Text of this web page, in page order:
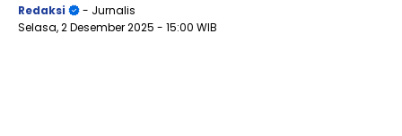
Redaksi
- Jurnalis
Selasa, 2 Desember 2025 - 15:00 WIB